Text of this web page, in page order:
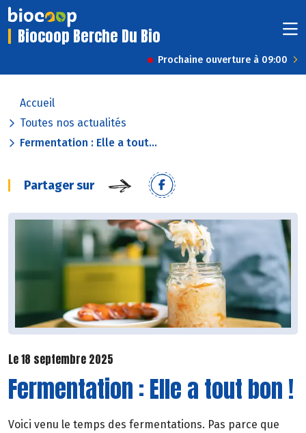
Biocoop Berche Du Bio
Prochaine ouverture à 09:00
Accueil
Toutes nos actualités
Fermentation : Elle a tout...
Partager sur
Le 18 septembre 2025
Fermentation : Elle a tout bon !
Voici venu le temps des fermentations. Pas parce que